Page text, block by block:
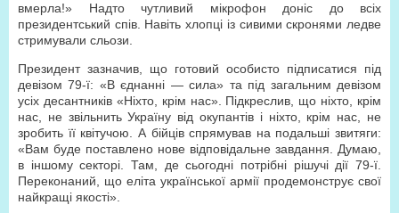
вмерла!» Надто чутливий мікрофон доніс до всіх
президентський спів. Навіть хлопці із сивими скронями ледве
стримували сльози.
Президент зазначив, що готовий особисто підписатися під
девізом 79-ї: «В єднанні — сила» та під загальним девізом
усіх десантників «Ніхто, крім нас». Підкреслив, що ніхто, крім
нас, не звільнить Україну від окупантів і ніхто, крім нас, не
зробить її квітучою. А бійців спрямував на подальші звитяги:
«Вам буде поставлено нове відповідальне завдання. Думаю,
в іншому секторі. Там, де сьогодні потрібні рішучі дії 79-ї.
Переконаний, що еліта української армії продемонструє свої
найкращі якості».